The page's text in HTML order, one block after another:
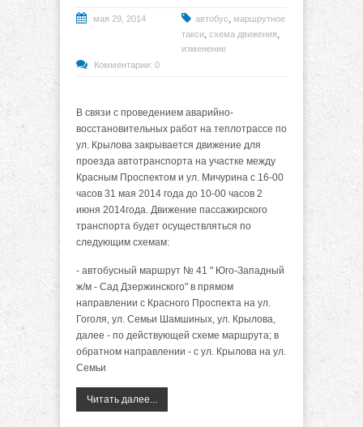
мая 29, 2014 автобус, маршрутное
такси, схема движения,
изменение
Комментарии: 0
В связи с проведением аварийно-
восстановительных работ на теплотрассе по
ул. Крылова закрывается движение для
проезда автотранспорта на участке между
Красным Проспектом и ул. Мичурина с 16-00
часов 31 мая 2014 года до 10-00 часов 2
июня 2014года. Движение пассажирского
транспорта будет осуществляться по
следующим схемам:
- автобусный маршрут № 41 " Юго-Западный
ж/м - Сад Дзержинского" в прямом
направлении с Красного Проспекта на ул.
Гоголя, ул. Семьи Шамшиных, ул. Крылова,
далее - по действующей схеме маршрута; в
обратном направлении - с ул. Крылова на ул.
Семьи
Читать далее...